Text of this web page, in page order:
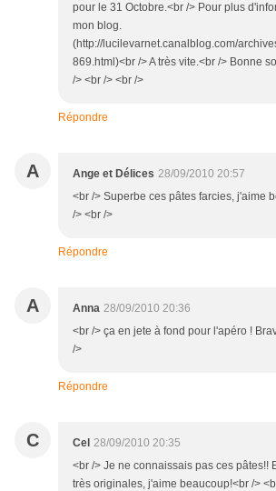
pour le 31 Octobre.<br /> Pour plus
mon blog.
(http://lucilevarnet.canalblog.com/
869.html)<br /> A très vite.<br /> Bonne
/> <br /> <br />
Répondre
A Ange et Délices 28/09/2010 20:57
<br /> Superbe ces pâtes farcies, j'aime
/> <br />
Répondre
A Anna 28/09/2010 20:36
<br /> ça en jete à fond pour l'apéro !
/>
Répondre
C Cel 28/09/2010 20:35
<br /> Je ne connaissais pas ces pâtes!!
très originales, j'aime beaucoup!<br />